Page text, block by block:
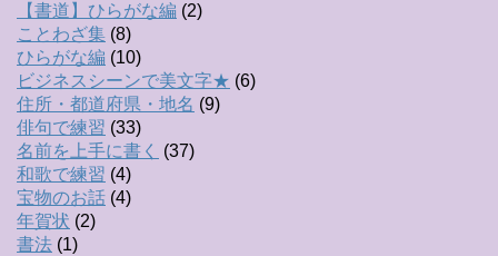
【書道】ひらがな編 (2)
ことわざ集 (8)
ひらがな編 (10)
ビジネスシーンで美文字★ (6)
住所・都道府県・地名 (9)
俳句で練習 (33)
名前を上手に書く
(37)
和歌で練習 (4)
宝物のお話 (4)
年賀状 (2)
書法 (1)